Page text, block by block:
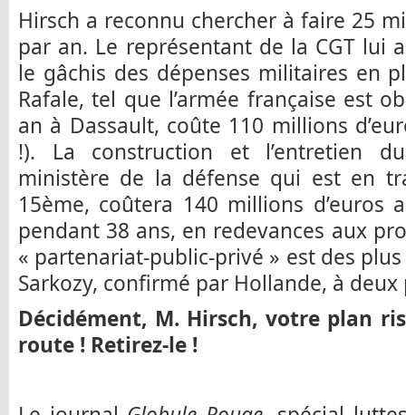
Hirsch a reconnu chercher à faire 25
par an. Le représentant de la CGT lui
le gâchis des dépenses militaires en
Rafale, tel que l’armée française est
an à Dassault, coûte 110 millions
!). La construction et l’entretien
ministère de la défense qui est en
15ème, coûtera 140 millions d’euros
pendant 38 ans, en redevances aux
« partenariat-public-privé » est des plus
Sarkozy, confirmé par Hollande, à deux
Décidément, M. Hirsch, votre plan
route ! Retirez-le !